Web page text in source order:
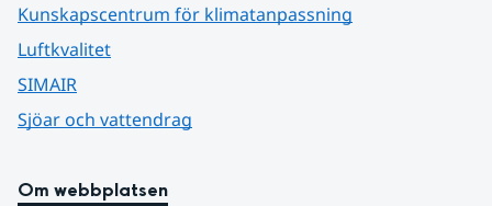
Kunskapscentrum för klimatanpassning
Luftkvalitet
SIMAIR
Sjöar och vattendrag
Om webbplatsen